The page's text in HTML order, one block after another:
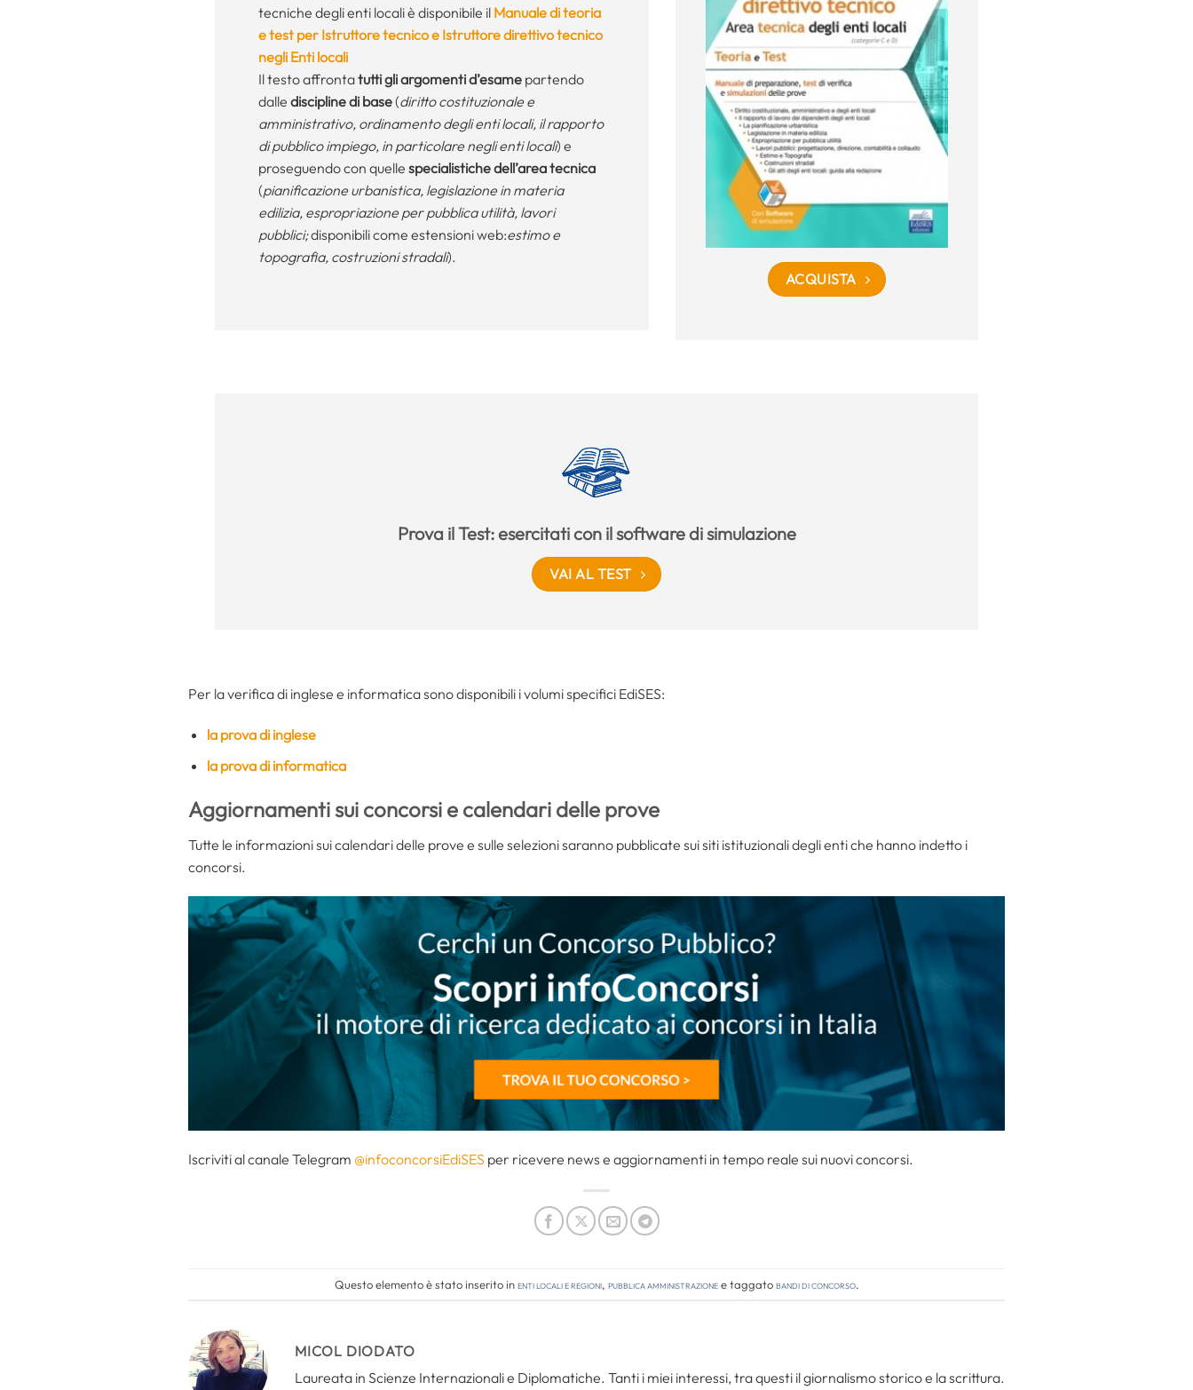
tecniche degli enti locali è disponibile il Manuale di teoria
e test per Istruttore tecnico e Istruttore direttivo tecnico
negli Enti locali
Il testo affrontatutti gli argomenti d’esamepartendo
dalle discipline di base(diritto costituzionale e
amministrativo, ordinamento degli enti locali, il rapporto
di pubblico impiego, in particolare negli enti locali) e
proseguendo con quelle specialistiche dell’area tecnica
(pianificazione urbanistica, legislazione in materia
edilizia, espropriazione per pubblica utilità, lavori
pubblici;disponibili come estensioni web:estimo e
topografia, costruzioni stradali).
ACQUISTA
Prova il Test: esercitati con il software di simulazione
VAI AL TEST
Per la verifica di inglese e informatica sono disponibili i volumi specifici EdiSES:
la prova di inglese
la prova di informatica
Aggiornamenti sui concorsi e calendari delle prove
Tutte le informazioni sui calendari delle prove e sulle selezioni saranno pubblicate sui siti istituzionali degli enti che hanno indetto i
concorsi.
Iscriviti al canale Telegram @infoconcorsiEdiSES per ricevere news e aggiornamenti in tempo reale sui nuovi concorsi.
Questo elemento è stato inserito inEnti locali e regioni, Pubblica amministrazionee taggatobandi di concorso.
MICOL DIODATO
Laureata in Scienze Internazionali e Diplomatiche. Tanti i miei interessi, tra questi il giornalismo storico e la scrittura.